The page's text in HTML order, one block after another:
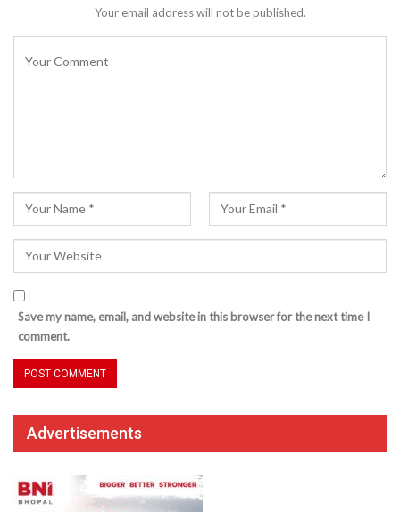
Your email address will not be published.
Save my name, email, and website in this browser for the next time I
comment.
Advertisements